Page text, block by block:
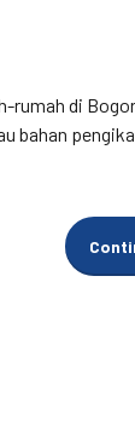
di
bahan